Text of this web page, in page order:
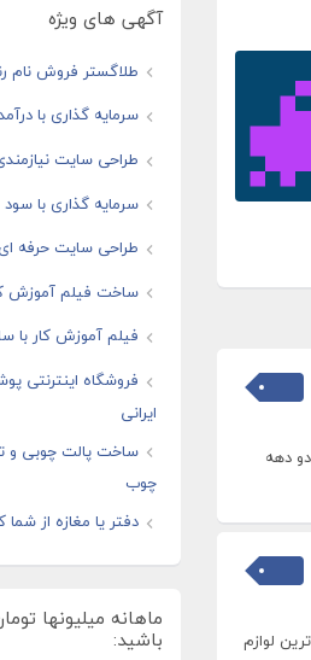
دهه
لوازم
آگهی های ویژه
طلاگستر فروش نام
سرمایه گذاری با
طراحی سایت
سرمایه گذاری با سود
طراحی سایت حرفه ای
ساخت فیلم آموزش
فیلم آموزش کار با
فروشگاه اینترنتی
ایرانی
ساخت پالت چوبی و
چوب
دفتر یا مغازه از
ماهانه میلیونها
باشید: